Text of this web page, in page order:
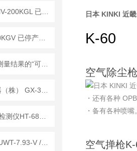
日本 KINKI 近
K-60
空气除尘
・还有各种
・备有各种喷嘴
空气掸枪